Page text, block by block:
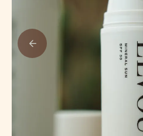
Cadeaubonnen
Huidverzorging